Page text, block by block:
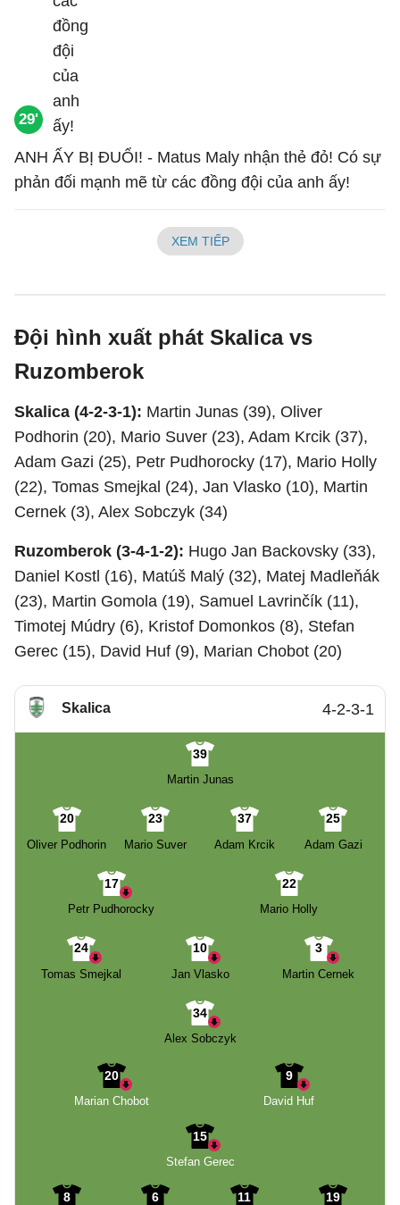
29'
ANH ẤY BỊ ĐUỔI! - Matus Maly nhận thẻ đỏ! Có sự
phản đối mạnh mẽ từ các đồng đội của anh ấy!
XEM TIẾP
Đội hình xuất phát Skalica vs
Ruzomberok
Skalica (4-2-3-1): Martin Junas (39), Oliver
Podhorin (20), Mario Suver (23), Adam Krcik (37),
Adam Gazi (25), Petr Pudhorocky (17), Mario Holly
(22), Tomas Smejkal (24), Jan Vlasko (10), Martin
Cernek (3), Alex Sobczyk (34)
Ruzomberok (3-4-1-2): Hugo Jan Backovsky (33),
Daniel Kostl (16), Matúš Malý (32), Matej Madleňák
(23), Martin Gomola (19), Samuel Lavrinčík (11),
Timotej Múdry (6), Kristof Domonkos (8), Stefan
Gerec (15), David Huf (9), Marian Chobot (20)
Skalica 4-2-3-1
39
Martin Junas
20
Oliver Podhorin
23
Mario Suver
37
Adam Krcik
25
Adam Gazi
17
Petr Pudhorocky
22
Mario Holly
24
Tomas Smejkal
10
Jan Vlasko
3
Martin Cernek
34
Alex Sobczyk
20
Marian Chobot
9
David Huf
15
Stefan Gerec
8
6
11
19